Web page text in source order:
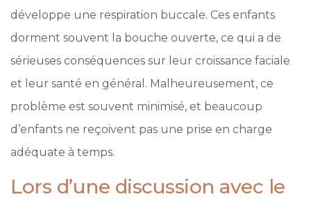
développe une respiration buccale. Ces enfants
dorment souvent la bouche ouverte, ce qui a de
sérieuses conséquences sur leur croissance faciale
et leur santé en général. Malheureusement, ce
problème est souvent minimisé, et beaucoup
d’enfants ne reçoivent pas une prise en charge
adéquate à temps.
Lors d’une discussion avec le